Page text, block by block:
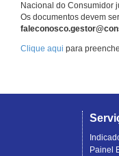
Nacional do Consumidor
Os documentos devem
Clique aqui para
Painel